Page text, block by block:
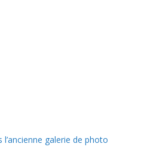
l’ancienne galerie de photo